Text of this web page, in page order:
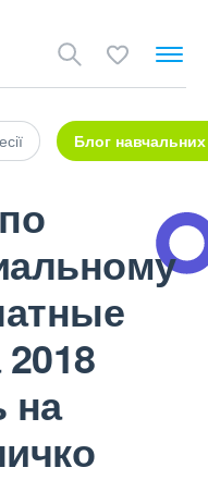
Блог навчальних
на